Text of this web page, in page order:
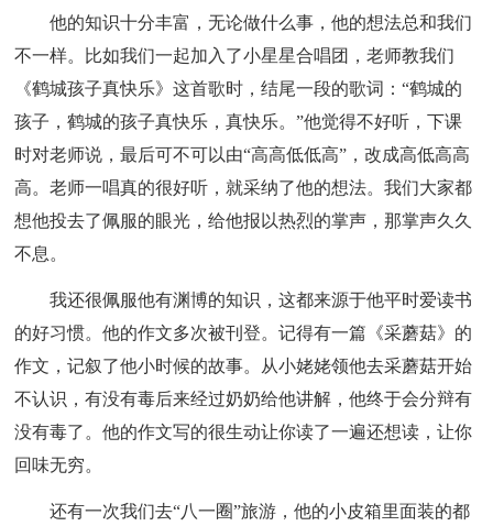
他的知识十分丰富，无论做什么事，他的想法总和我们
不一样。比如我们一起加入了小星星合唱团，老师教我们
《鹤城孩子真快乐》这首歌时，结尾一段的歌词：“鹤城的
孩子，鹤城的孩子真快乐，真快乐。”他觉得不好听，下课
时对老师说，最后可不可以由“高高低低高”，改成高低高高
高。老师一唱真的很好听，就采纳了他的想法。我们大家都
想他投去了佩服的眼光，给他报以热烈的掌声，那掌声久久
不息。
我还很佩服他有渊博的知识，这都来源于他平时爱读书
的好习惯。他的作文多次被刊登。记得有一篇《采蘑菇》的
作文，记叙了他小时候的故事。从小姥姥领他去采蘑菇开始
不认识，有没有毒后来经过奶奶给他讲解，他终于会分辩有
没有毒了。他的作文写的很生动让你读了一遍还想读，让你
回味无穷。
还有一次我们去“八一圈”旅游，他的小皮箱里面装的都